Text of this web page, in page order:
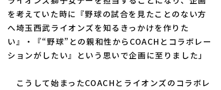
を考えていた時に『野球の試合を見たことのない方
へ埼玉西武ライオンズを知るきっかけを作りた
い』・『“野球”との親和性からCOACHとコラボレー
ションがしたい』という思いで企画に至りました」
こうして始まったCOACHとライオンズのコラボレ